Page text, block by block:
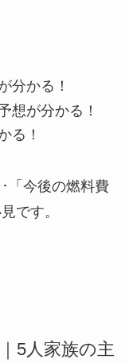
分かる！
想が分かる！
る！
「今後の燃料費
です。
5人家族の主